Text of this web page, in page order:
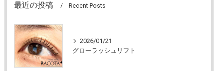
最近の投稿 Recent Posts
2026/01/21
グローラッシュリフト